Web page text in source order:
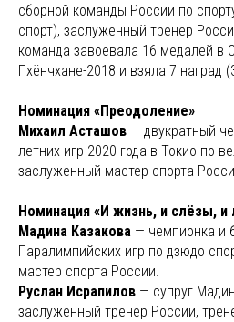
сборной команды России по
спорт), заслуженный тренер
команда завоевала 16 медалей в
Пхёнчхане-2018 и взяла 7 наград
Номинация «Преодоление»
Михаил Асташов — двукратный
летних игр 2020 года в Токио по
заслуженный мастер спорта
Номинация «И жизнь, и слёзы, и
Мадина Казакова — чемпионка и
Паралимпийских игр по дзюдо
мастер спорта России.
Руслан Исрапилов — супруг
заслуженный тренер России,